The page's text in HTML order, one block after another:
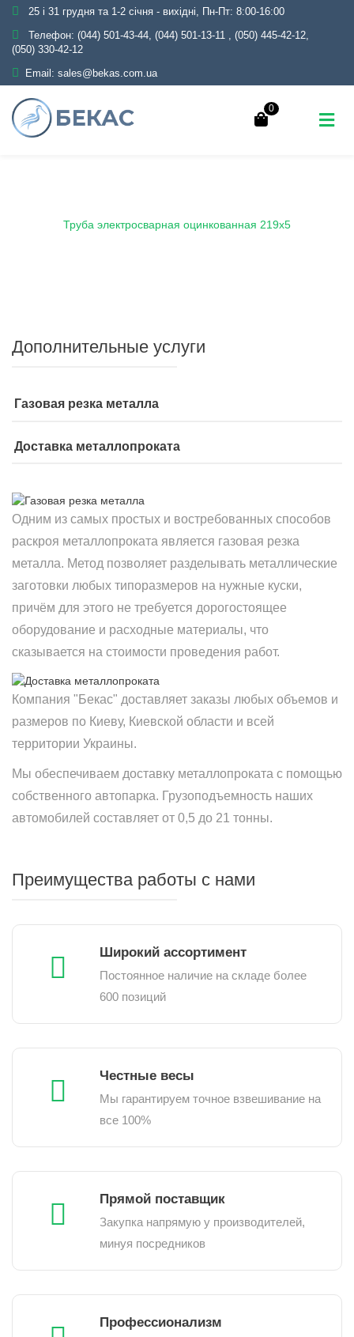
25 і 31 грудня та 1-2 січня - вихідні, Пн-Пт: 8:00-16:00
Телефон: (044) 501-43-44, (044) 501-13-11 , (050) 445-42-12,
(050) 330-42-12
Email: sales@bekas.com.ua
0
Труба электросварная оцинкованная 219х5
Дополнительные услуги
Газовая резка металла
Доставка металлопроката
Одним из самых простых и востребованных способов
раскроя металлопроката является газовая резка
металла. Метод позволяет разделывать металлические
заготовки любых типоразмеров на нужные куски,
причём для этого не требуется дорогостоящее
оборудование и расходные материалы, что
сказывается на стоимости проведения работ.
Компания "Бекас" доставляет заказы любых объемов и
размеров по Киеву, Киевской области и всей
территории Украины.
Мы обеспечиваем доставку металлопроката с помощью
собственного автопарка. Грузоподъемность наших
автомобилей составляет от 0,5 до 21 тонны.
Преимущества работы с нами
Широкий ассортимент
Постоянное наличие на складе более
600 позиций
Честные весы
Мы гарантируем точное взвешивание на
все 100%
Прямой поставщик
Закупка напрямую у производителей,
минуя посредников
Профессионализм